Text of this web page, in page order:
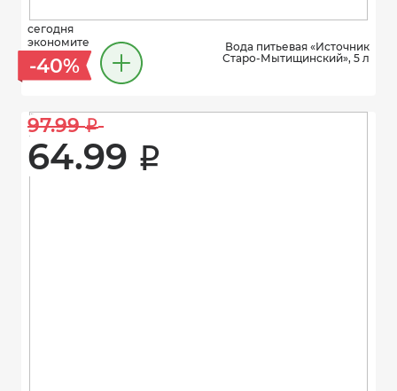
сегодня
экономите
-40%
Вода питьевая «Источник
Старо-Мытищинский», 5 л
97.99 i
64.99 i